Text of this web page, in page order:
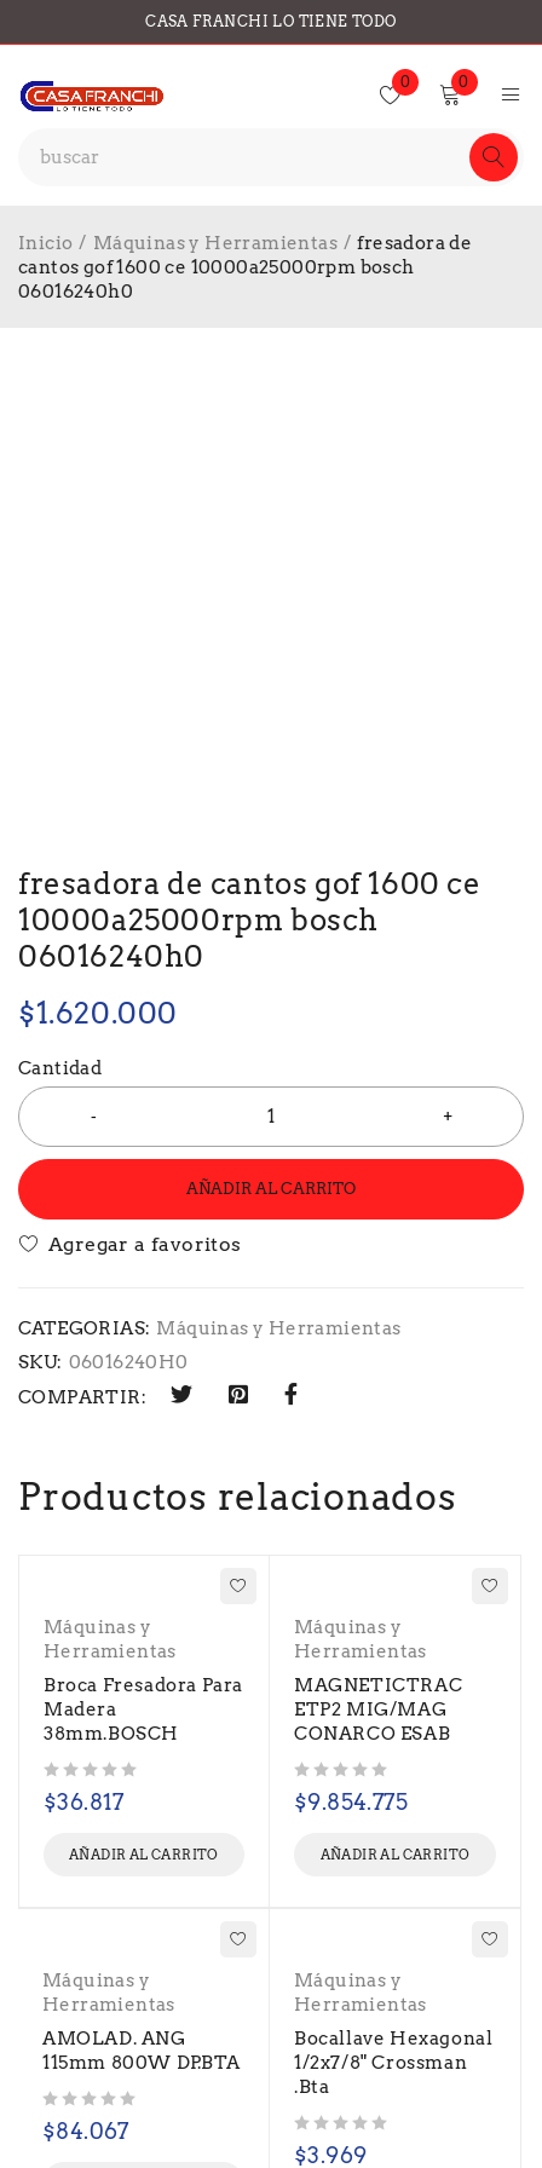
CASA FRANCHI LO TIENE TODO
0 0
Inicio / Máquinas y Herramientas / fresadora de
cantos gof 1600 ce 10000a25000rpm bosch
06016240h0
fresadora de cantos gof 1600 ce
10000a25000rpm bosch
06016240h0
$1.620.000
Cantidad
AÑADIR AL CARRITO
CATEGORIAS: Máquinas y Herramientas
SKU: 06016240H0
COMPARTIR:
Productos relacionados
Máquinas y
Herramientas
Broca Fresadora Para
Madera
38mm.BOSCH
$36.817
AÑADIR AL CARRITO
Máquinas y
Herramientas
MAGNETICTRAC
ETP2 MIG/MAG
CONARCO ESAB
$9.854.775
AÑADIR AL CARRITO
Máquinas y
Herramientas
AMOLAD. ANG
115mm 800W DP.BTA
$84.067
Máquinas y
Herramientas
Bocallave Hexagonal
1/2x7/8" Crossman
.Bta
$3.969